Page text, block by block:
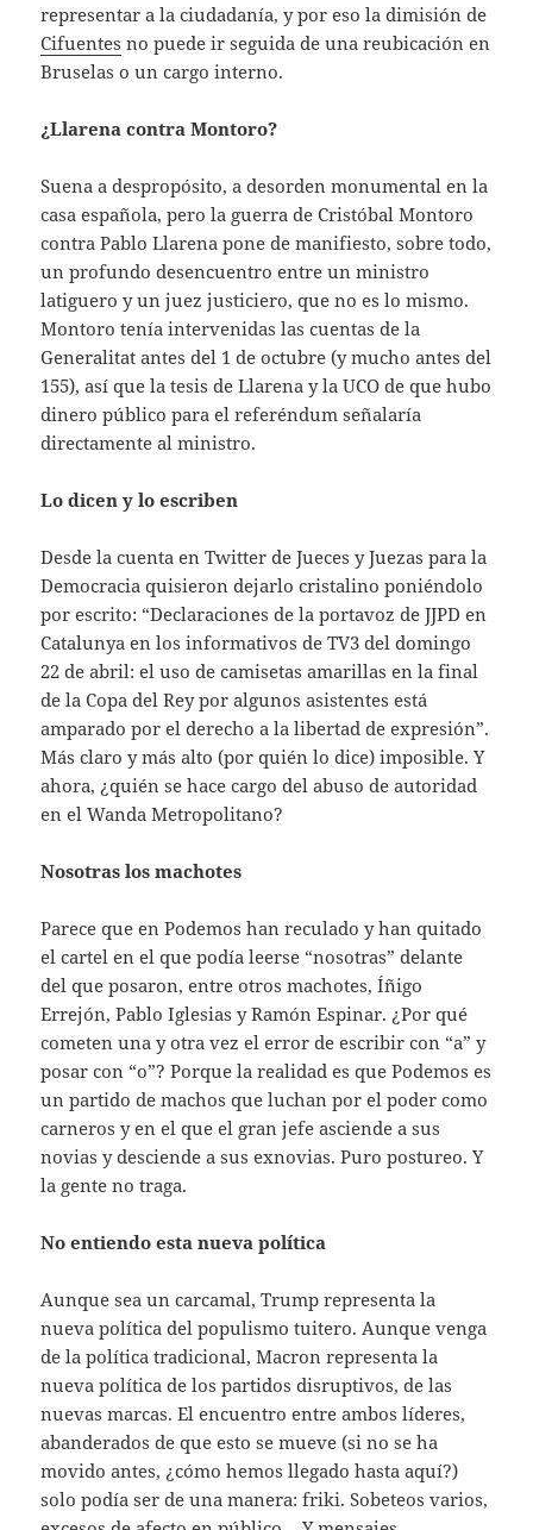
representar a la ciudadanía, y por eso la dimisión de
Cifuentes no puede ir seguida de una reubicación en
Bruselas o un cargo interno.
¿Llarena contra Montoro?
Suena a despropósito, a desorden monumental en la
casa española, pero la guerra de Cristóbal Montoro
contra Pablo Llarena pone de manifiesto, sobre todo,
un profundo desencuentro entre un ministro
latiguero y un juez justiciero, que no es lo mismo.
Montoro tenía intervenidas las cuentas de la
Generalitat antes del 1 de octubre (y mucho antes del
155), así que la tesis de Llarena y la UCO de que hubo
dinero público para el referéndum señalaría
directamente al ministro.
Lo dicen y lo escriben
Desde la cuenta en Twitter de Jueces y Juezas para la
Democracia quisieron dejarlo cristalino poniéndolo
por escrito: “Declaraciones de la portavoz de JJPD en
Catalunya en los informativos de TV3 del domingo
22 de abril: el uso de camisetas amarillas en la final
de la Copa del Rey por algunos asistentes está
amparado por el derecho a la libertad de expresión”.
Más claro y más alto (por quién lo dice) imposible. Y
ahora, ¿quién se hace cargo del abuso de autoridad
en el Wanda Metropolitano?
Nosotras los machotes
Parece que en Podemos han reculado y han quitado
el cartel en el que podía leerse “nosotras” delante
del que posaron, entre otros machotes, Íñigo
Errejón, Pablo Iglesias y Ramón Espinar. ¿Por qué
cometen una y otra vez el error de escribir con “a” y
posar con “o”? Porque la realidad es que Podemos es
un partido de machos que luchan por el poder como
carneros y en el que el gran jefe asciende a sus
novias y desciende a sus exnovias. Puro postureo. Y
la gente no traga.
No entiendo esta nueva política
Aunque sea un carcamal, Trump representa la
nueva política del populismo tuitero. Aunque venga
de la política tradicional, Macron representa la
nueva política de los partidos disruptivos, de las
nuevas marcas. El encuentro entre ambos líderes,
abanderados de que esto se mueve (si no se ha
movido antes, ¿cómo hemos llegado hasta aquí?)
solo podía ser de una manera: friki. Sobeteos varios,